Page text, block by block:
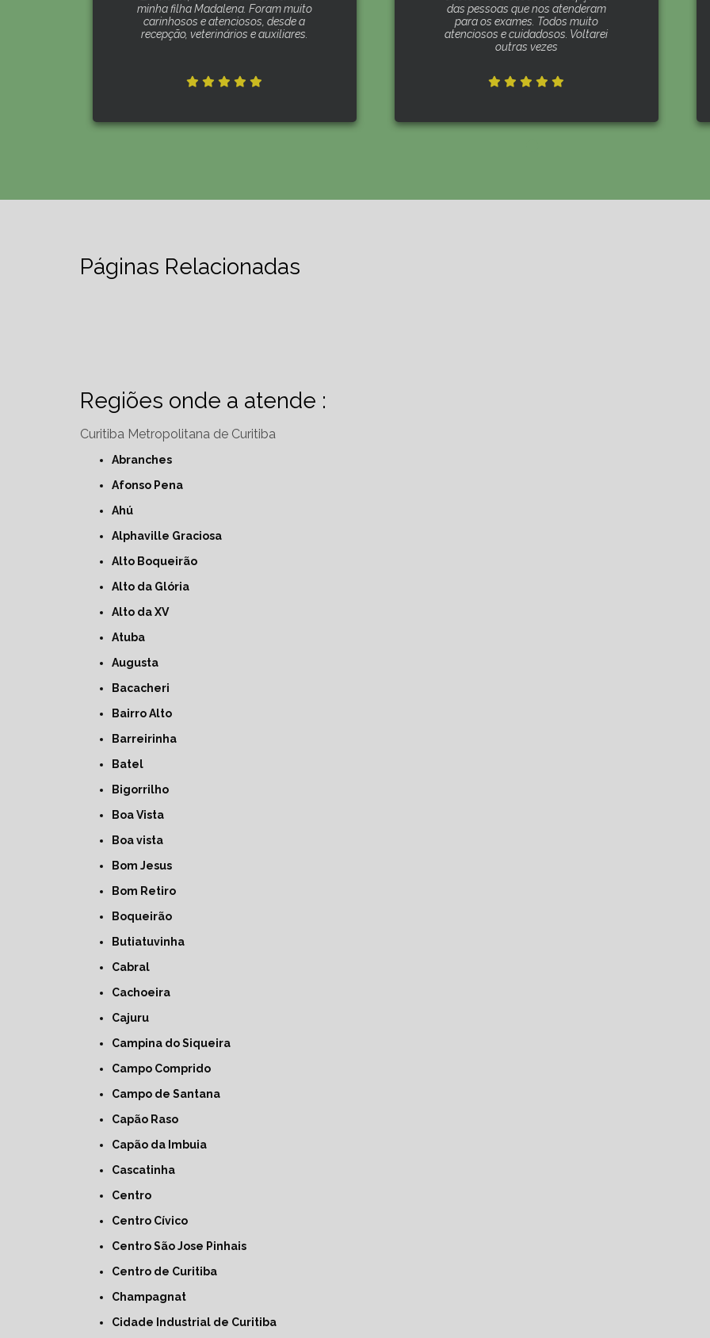
minha filha Madalena. Foram muito
carinhosos e atenciosos, desde a
recepção, veterinários e auxiliares.
das pessoas que nos atenderam
para os exames. Todos muito
atenciosos e cuidadosos. Voltarei
outras vezes
Páginas Relacionadas
Regiões onde a atende :
Curitiba Metropolitana de Curitiba
Abranches
Afonso Pena
Ahú
Alphaville Graciosa
Alto Boqueirão
Alto da Glória
Alto da XV
Atuba
Augusta
Bacacheri
Bairro Alto
Barreirinha
Batel
Bigorrilho
Boa Vista
Boa vista
Bom Jesus
Bom Retiro
Boqueirão
Butiatuvinha
Cabral
Cachoeira
Cajuru
Campina do Siqueira
Campo Comprido
Campo de Santana
Capão Raso
Capão da Imbuia
Cascatinha
Centro
Centro Cívico
Centro São Jose Pinhais
Centro de Curitiba
Champagnat
Cidade Industrial de Curitiba